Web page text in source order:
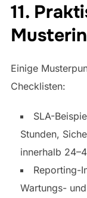
11.
Einige
Checklisten:
SLA-
Stunden,
innerhalb
Reporting-
Wartungs-